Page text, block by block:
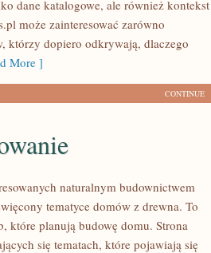
dane katalogowe, ale również kontekst
może zainteresować zarówno
którzy dopiero odkrywają, dlaczego
More ]
CONTINUE
naturalnym budownictwem
tematyce domów z drewna. To
które planują budowę domu. Strona
się tematach, które pojawiają się